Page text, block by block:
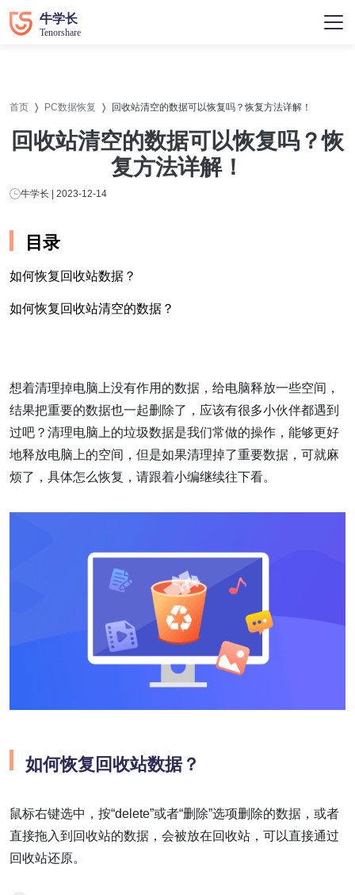
首页 PC数据恢复 回收站清空的数据可以恢复吗？恢复方法详解！
回收站清空的数据可以恢复吗？恢
复方法详解！
牛学长 | 2023-12-14
目录
如何恢复回收站数据？
如何恢复回收站清空的数据？
想着清理掉电脑上没有作用的数据，给电脑释放一些空间，
结果把重要的数据也一起删除了，应该有很多小伙伴都遇到
过吧？清理电脑上的垃圾数据是我们常做的操作，能够更好
地释放电脑上的空间，但是如果清理掉了重要数据，可就麻
烦了，具体怎么恢复，请跟着小编继续往下看。
如何恢复回收站数据？
鼠标右键选中，按“delete”或者“删除”选项删除的数据，或者
直接拖入到回收站的数据，会被放在回收站，可以直接通过
回收站还原。